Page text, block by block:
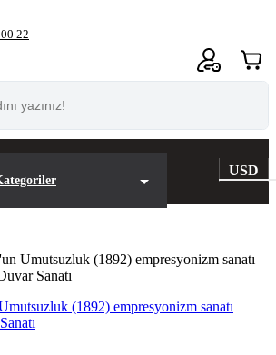
22
0
USD
Umutsuzluk (1892) empresyonizm sanatı
Sanatı